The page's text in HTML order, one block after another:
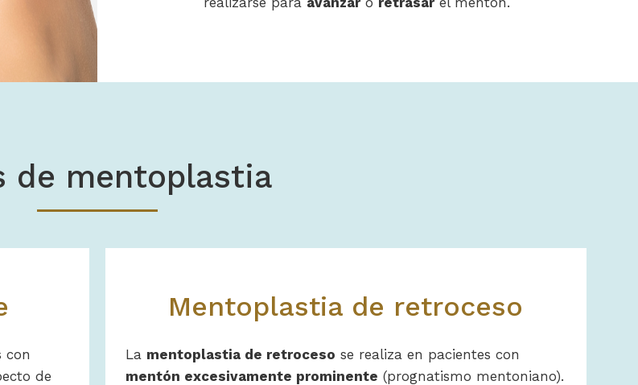
de mentoplastia
con
de
Mentoplastia de retroceso
La mentoplastia de retroceso se realiza en pacientes con
mentón excesivamente prominente (prognatismo mentoniano).